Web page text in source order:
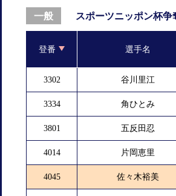
全国進入コース別選手成績 スター候補選手＆
ムービー集
一般 スポーツニッポン杯
登番 選手名
3302 谷川里江
3334 角ひとみ
3801 五反田忍
4014 片岡恵里
4045 佐々木裕美